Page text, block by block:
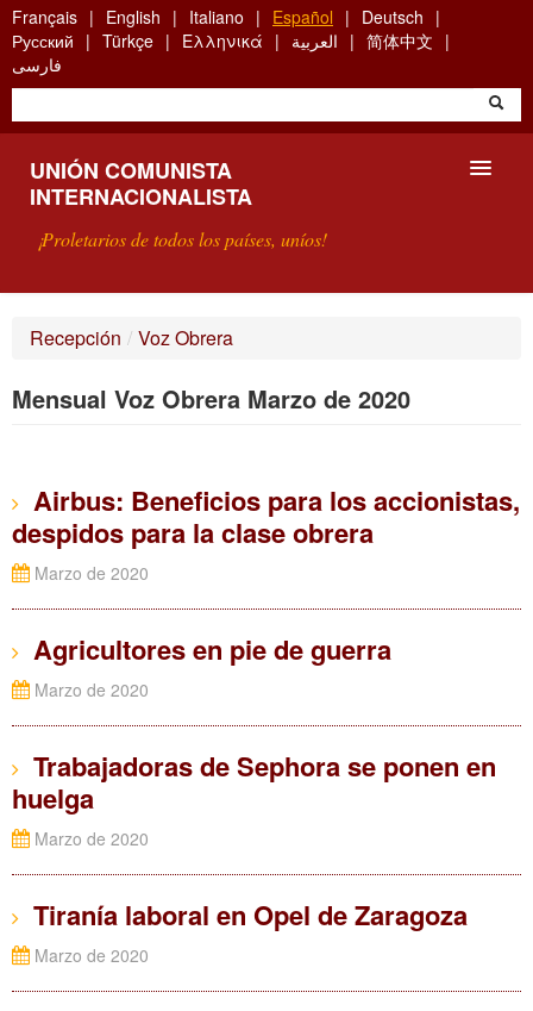
Skip
to
main
content
Français English Italiano Español
Deutsch
Русский
Türkçe Ελληνικά العربية
简体中文
فارسی
UNIÓN COMUNISTA
INTERNACIONALISTA
¡Proletarios de todos los países, uníos!
Recepción / Voz Obrera
Mensual Voz Obrera Marzo de 2020
Airbus: Beneficios para los accionistas,
despidos para la clase obrera
Marzo de 2020
Agricultores en pie de guerra
Marzo de 2020
Trabajadoras de Sephora se ponen en
huelga
Marzo de 2020
Tiranía laboral en Opel de Zaragoza
Marzo de 2020